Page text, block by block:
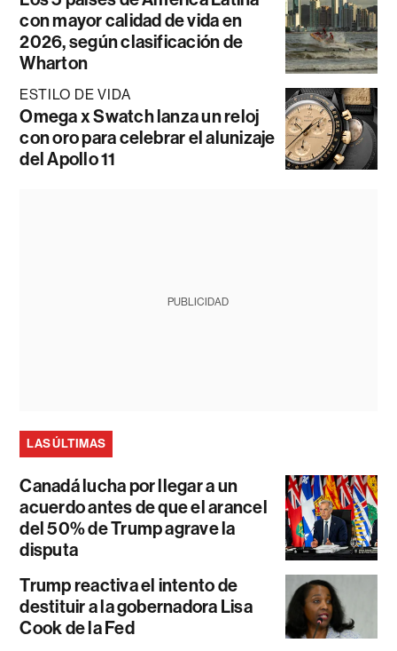
con mayor calidad de vida en
2026, según clasificación de
Wharton
ESTILO DE VIDA
Omega x Swatch lanza un reloj
con oro para celebrar el alunizaje
del Apollo 11
PUBLICIDAD
LAS ÚLTIMAS
Canadá lucha por llegar a un
acuerdo antes de que el arancel
del 50% de Trump agrave la
disputa
Trump reactiva el intento de
destituir a la gobernadora Lisa
Cook de la Fed